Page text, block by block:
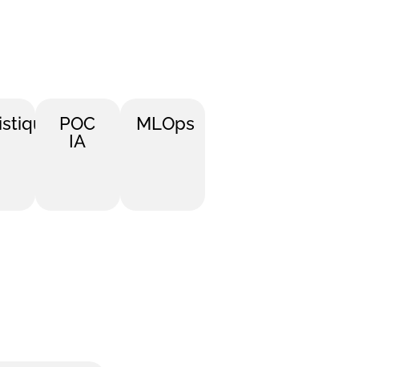
POC
IA
MLOps